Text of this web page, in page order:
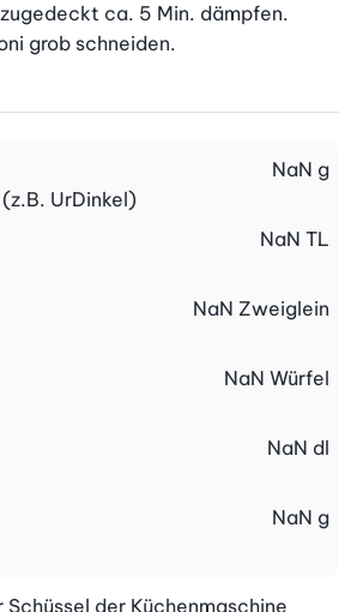
ca. 5 Min. dämpfen.
grob schneiden.
(z.B. UrDinkel)
NaN g
NaN TL
NaN Zweiglein
NaN Würfel
NaN dl
NaN g
Schüssel der Küchenmaschine